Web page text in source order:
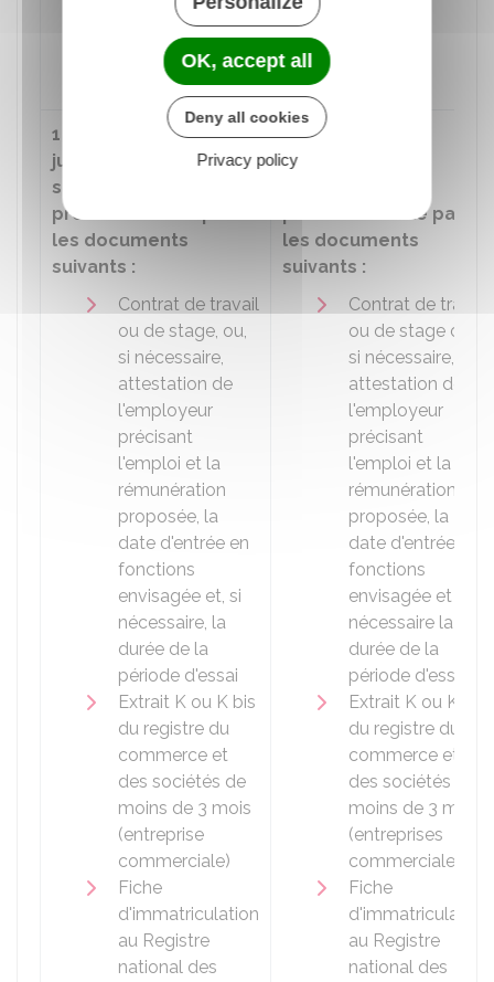
titre de propriété
de la résidence
principale.
1 ou plusieurs
justificatifs de
situation
professionnelle parmi
les documents
suivants :
Contrat de travail
ou de stage, ou,
si nécessaire,
attestation de
l'employeur
précisant
l'emploi et la
rémunération
proposée, la
date d'entrée en
fonctions
envisagée et, si
nécessaire, la
durée de la
période d'essai
Extrait K ou K bis
du registre du
commerce et
des sociétés de
moins de 3 mois
(entreprise
commerciale)
Fiche
d'immatriculation
au Registre
national des
1 ou plusieurs
justificatifs de
professionnelle parmi
les documents
suivants :
Contrat de travail
ou de stage ou,
si nécessaire,
attestation de
l'employeur
précisant
l'emploi et la
rémunération
proposée, la
date d'entrée en
fonctions
envisagée et si
nécessaire la
durée de la
période d'essai
Extrait K ou K bis
du registre du
commerce et
des sociétés de
moins de 3 mois
(entreprises
commerciale)
Fiche
d'immatriculation
au Registre
national des
OK, accept all
Deny all cookies
Privacy policy